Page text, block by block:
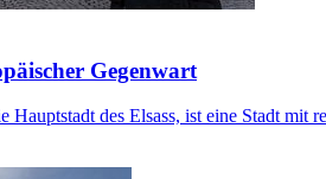
Gegenwart
des Elsass, ist eine Stadt